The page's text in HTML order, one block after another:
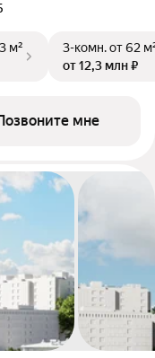
м²
3-комн.от 62
от 12,3 млн ₽
мне